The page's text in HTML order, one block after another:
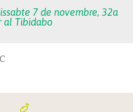
7 de novembre, 32a
al Tibidabo